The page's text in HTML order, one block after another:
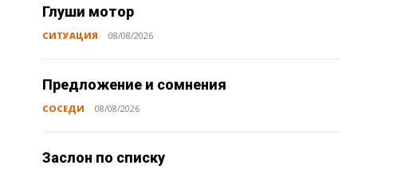
Глуши мотор
СИТУАЦИЯ 08/08/2026
Предложение и сомнения
СОСЕДИ 08/08/2026
Заслон по списку